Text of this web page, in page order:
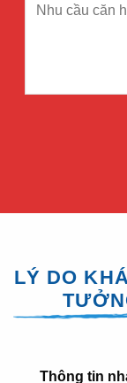
LÝ DO
Thông tin